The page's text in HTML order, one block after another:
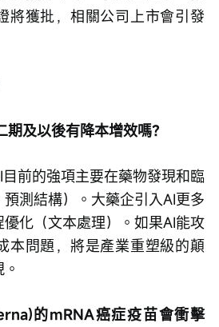
將獲批，相關公司上市會引發
及以後有降本增效嗎？
前的強項主要在藥物發現和臨
測結構）。大藥企引入AI更多
化（文本處理）。如果AI能攻
本問題，將是產業重塑級的顛
的mRNA癌症疫苗會衝擊